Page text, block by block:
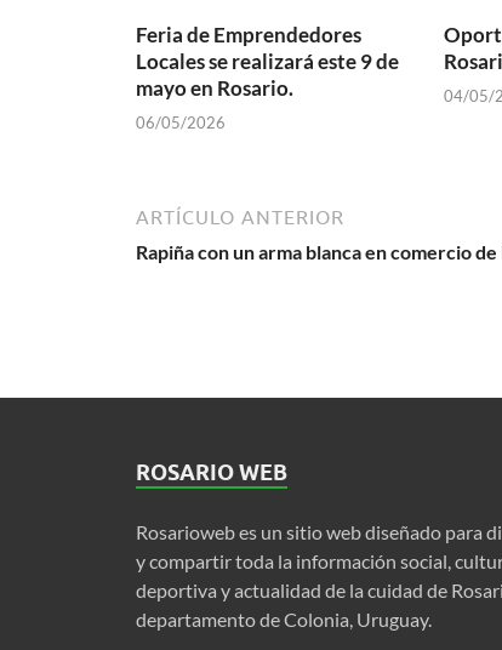
Feria de Emprendedores
Locales se realizará este 9 de
mayo en Rosario.
06/05/2026
04/05/
ARTÍCULO ANTERIOR
Rapiña con un arma blanca en comercio de
ROSARIO WEB
Rosarioweb es un sitio web diseñado para
y compartir toda la información social,
deportiva y actualidad de la cuidad de
departamento de Colonia, Uruguay.